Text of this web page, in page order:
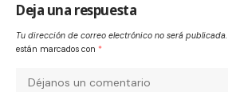
Deja una respuesta
Tu dirección de correo electrónico no será publicada.
están marcados con *